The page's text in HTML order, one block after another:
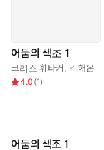
어둠의 색조 1
크리스 휘타커 김해온
4.0 (1)
어둠의 색조 1